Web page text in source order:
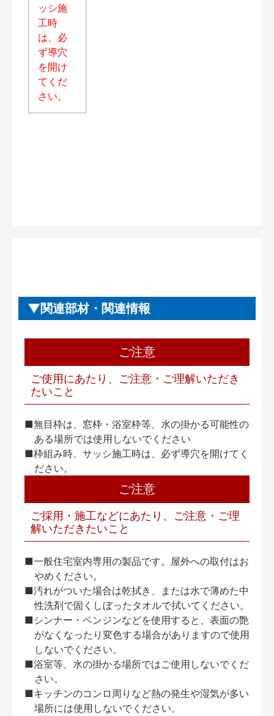
ッシ施
工時
は、必
ず導穴
を開け
てくだ
さい。
関連部材・関連情報
ご注意
ご使用にあたり、ご注意・ご理解いただき
たいこと
■無目枠は、窓枠・浴室枠等、水の掛かる可能性の
ある場所では使用しないでください
■枠組み時、サッシ施工時は、必ず導穴を開けてく
ださい。
ご注意
ご採用・施工などにあたり、ご注意・ご理
解いただきたいこと
■一般住宅室内専用の製品です。屋外への取付はお
やめください。
■汚れがついた場合は乾拭き、または水で薄めた中
性洗剤で固くしぼったタオルで拭いてください。
■シンナー・ベンジンなどを使用すると、表面の艶
がなくなったり変色する場合がありますので使用
しないでください。
■浴室等、水の掛かる場所ではご使用しないでくだ
さい。
■キッチンのコンロ周りなど熱の発生や湿気が多い
場所には使用しないでください。